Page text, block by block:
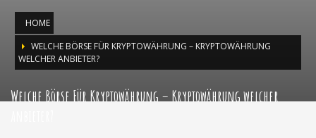
HOME
WELCHE BÖRSE FÜR KRYPTOWÄHRUNG – KRYPTOWÄHRUNG
WELCHER ANBIETER?
Welche Börse Für Kryptowährung – Kryptowährung welcher